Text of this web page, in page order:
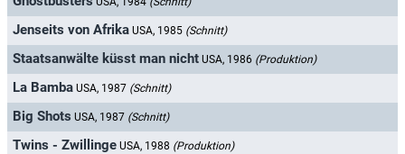
Jenseits von Afrika USA, 1985 (Schnitt)
Staatsanwälte küsst man nicht USA, 1986 (Produktion)
La Bamba USA, 1987 (Schnitt)
Big Shots USA, 1987 (Schnitt)
Twins - Zwillinge USA, 1988 (Produktion)